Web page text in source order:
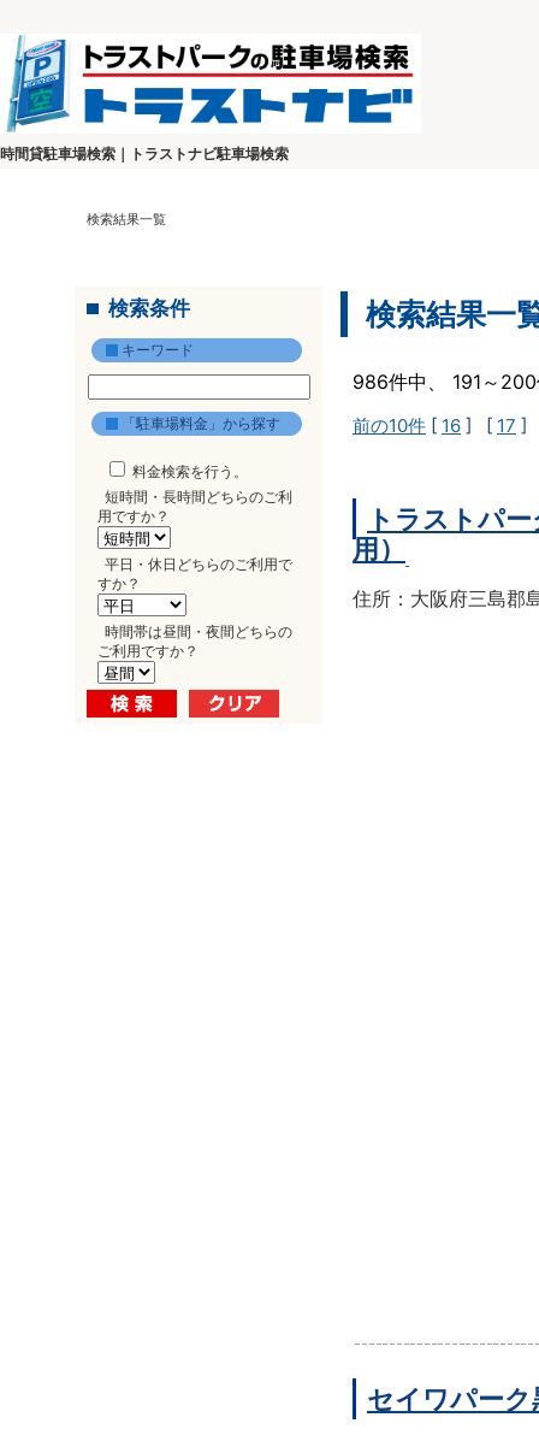
時間貸駐車場検索｜トラストナビ駐車場検索
検索結果一覧
検索条件
キーワード
「駐車場料金」から探す
料金検索を行う。
短時間・長時間どちらのご利
用ですか？
平日・休日どちらのご利用で
すか？
時間帯は昼間・夜間どちらの
ご利用ですか？
検索結果一
986件中、 191～
前の10件 [ 16 ] [ 17 ]
トラストパ
用）
住所：大阪府三島郡
セイワパーク